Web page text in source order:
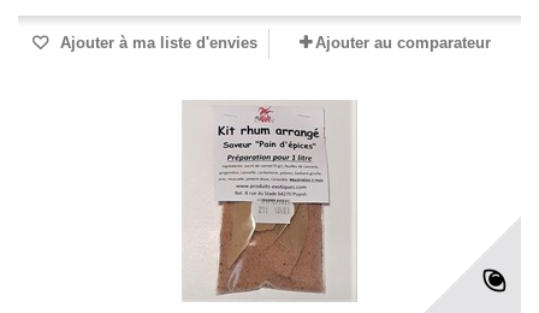
Ajouter à ma liste d'envies Ajouter au comparateur